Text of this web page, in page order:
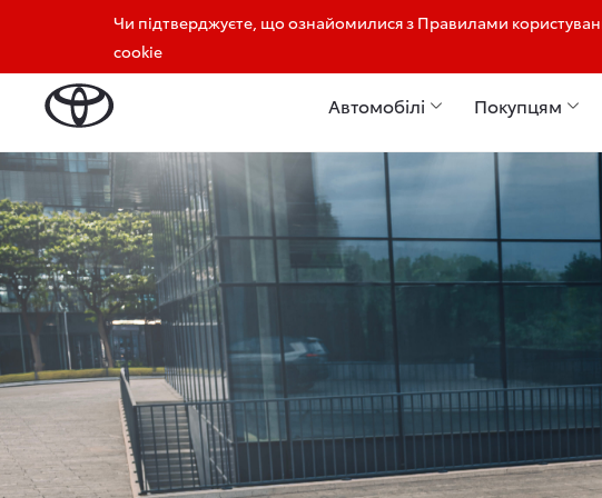
Чи підтверджуєте, що ознайомилися з Правилами
cookie
Відділ продажу: 050 356 41 06 Відділ сервісу: 050 406 91 96
Автомобілі Покупцям